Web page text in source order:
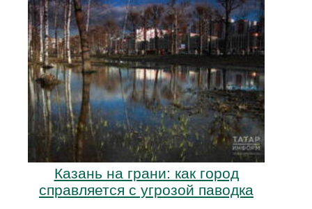
Казань на грани: как город
справляется с угрозой паводка